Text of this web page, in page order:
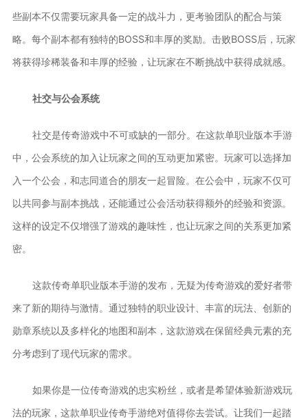
些副本不仅需要玩家具备一定的战斗力，更考验团队的配合与策
略。每个副本都有独特的BOSS和丰厚的奖励。击败BOSS后，玩家
将获得珍稀装备和丰厚的经验，让玩家在不断挑战中获得成就感。
社交与公会系统
社交是传奇游戏中不可或缺的一部分。在这款单职业版本手游
中，公会系统的加入让玩家之间的互动更加紧密。玩家可以选择加
入一个公会，和志同道合的朋友一起冒险。在公会中，玩家不仅可
以共同参与副本挑战，还能通过公会活动获得额外的经验和资源。
这样的设定不仅增强了游戏的趣味性，也让玩家之间的关系更加紧
密。
这款传奇单职业版本手游的发布，无疑为传奇游戏的爱好者带
来了新的期待与激情。通过独特的职业设计、丰富的玩法、创新的
勋章系统以及多样化的地图和副本，这款游戏在保留经典元素的充
分考虑到了现代玩家的需求。
如果你是一位传奇游戏的忠实粉丝，或者是希望体验新游戏玩
法的玩家，这款单职业传奇手游绝对值得你去尝试。让我们一起踏